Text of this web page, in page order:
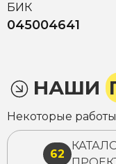
БИК
045004641
НАШИ
Некоторые
62